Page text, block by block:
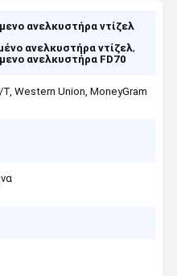
ανελκυστήρα ντίζελ
ανελκυστήρα ντίζελ,
ανελκυστήρα FD70
Western Union, MoneyGram